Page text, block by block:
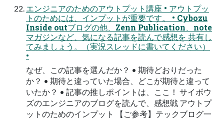
エンジニアのためのアウトプット講座 • アウトプッ
トのためには、インプットが重要です。 • Cybozu
Inside outブログの他、Zenn Publication、note
マガジンなど、気になる記事を読んで感想を 共有し
てみましょう。（実況スレッドに書いてください）
•
なぜ、この記事を選んだか？ • 期待どおりだった
か？ • 期待と違っていた場合、どこが期待と違って
いたか？ • 記事の推しポイントは、ここ！ サイボウ
ズのエンジニアのブログを読んで、感想戦 アウトプ
ットのためのインプット 【ご参考】テックブログ一